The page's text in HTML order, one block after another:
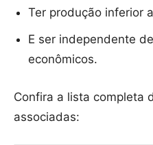
Ter produção inferior
E ser independente
econômicos.
Confira a lista completa
associadas: